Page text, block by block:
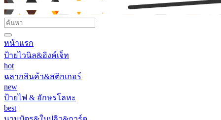
หน้าแรก
ป้ายไวนิล&อิงค์เจ็ท
hot
ฉลากสินค้า&สติกเกอร์
new
ป้ายไฟ & อักษรโลหะ
best